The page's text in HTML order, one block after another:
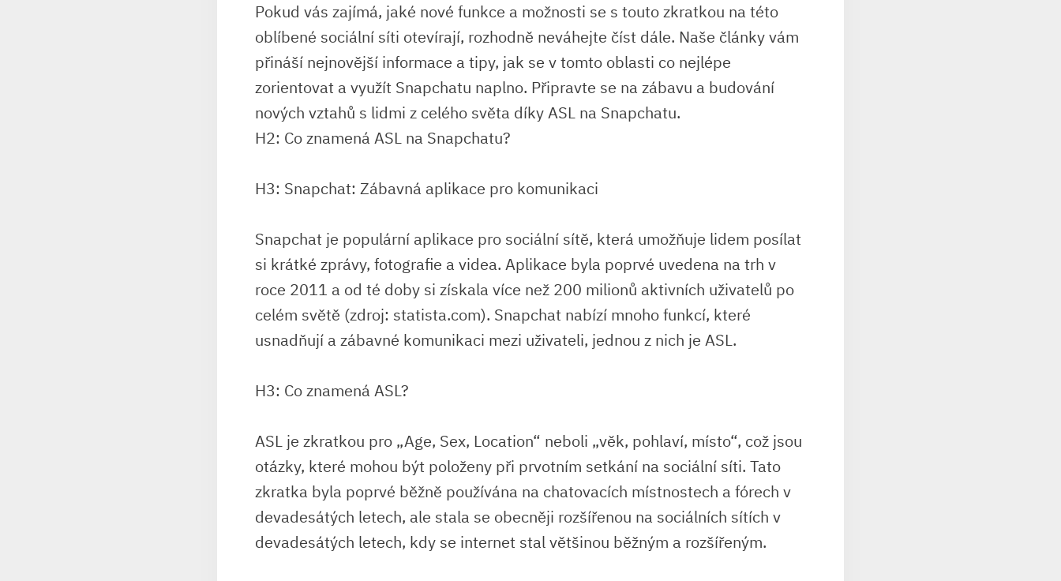
Pokud vás zajímá, jaké nové funkce a možnosti se s touto zkratkou na této
oblíbené sociální síti otevírají, rozhodně neváhejte číst dále. Naše články vám
přináší nejnovější informace a tipy, jak se v tomto oblasti co nejlépe
zorientovat a využít Snapchatu naplno. Připravte se na zábavu a budování
nových vztahů s lidmi z celého světa díky ASL na Snapchatu.
H2: Co znamená ASL na Snapchatu?
H3: Snapchat: Zábavná aplikace pro komunikaci
Snapchat je populární aplikace pro sociální sítě, která umožňuje lidem posílat
si krátké zprávy, fotografie a videa. Aplikace byla poprvé uvedena na trh v
roce 2011 a od té doby si získala více než 200 milionů aktivních uživatelů po
celém světě (zdroj: statista.com). Snapchat nabízí mnoho funkcí, které
usnadňují a zábavné komunikaci mezi uživateli, jednou z nich je ASL.
H3: Co znamená ASL?
ASL je zkratkou pro „Age, Sex, Location“ neboli „věk, pohlaví, místo“, což jsou
otázky, které mohou být položeny při prvotním setkání na sociální síti. Tato
zkratka byla poprvé běžně používána na chatovacích místnostech a fórech v
devadesátých letech, ale stala se obecněji rozšířenou na sociálních sítích v
devadesátých letech, kdy se internet stal většinou běžným a rozšířeným.